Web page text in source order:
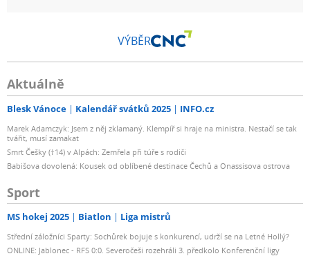
VÝBĚR
Aktuálně
Blesk Vánoce Kalendář svátků 2025 INFO.cz
Marek Adamczyk: Jsem z něj zklamaný. Klempíř si hraje na ministra. Nestačí se tak
tvářit, musí zamakat
Smrt Češky (†14) v Alpách: Zemřela při túře s rodiči
Babišova dovolená: Kousek od oblíbené destinace Čechů a Onassisova ostrova
Sport
MS hokej 2025 Biatlon Liga mistrů
Střední záložníci Sparty: Sochůrek bojuje s konkurencí, udrží se na Letné Hollý?
ONLINE: Jablonec - RFS 0:0. Severočeši rozehráli 3. předkolo Konferenční ligy